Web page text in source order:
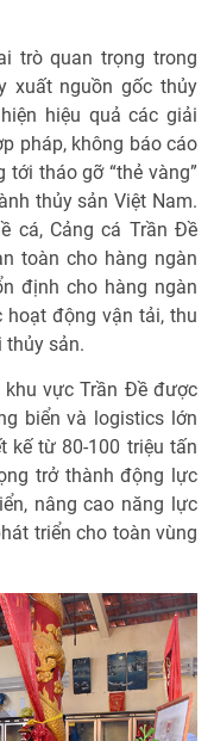
trò quan trọng trong
xuất nguồn gốc thủy
hiệu quả các giải
pháp, không báo cáo
tới tháo gỡ “thẻ vàng”
thủy sản Việt Nam.
cá, Cảng cá Trần Đề
toàn cho hàng ngàn
định cho hàng ngàn
hoạt động vận tải, thu
thủy sản.
khu vực Trần Đề được
biển và logistics lớn
kế từ 80-100 triệu tấn
trở thành động lực
nâng cao năng lực
triển cho toàn vùng